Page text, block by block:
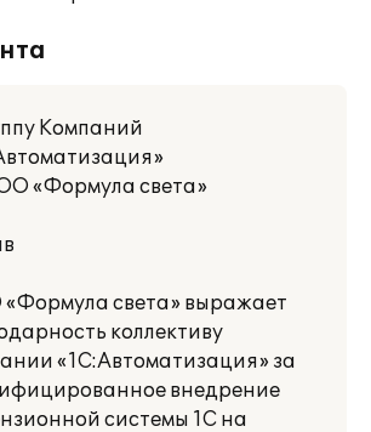
Компаний
«Формула света»
света» выражает
коллективу
«1С:Автоматизация» за
внедрение
системы 1С на